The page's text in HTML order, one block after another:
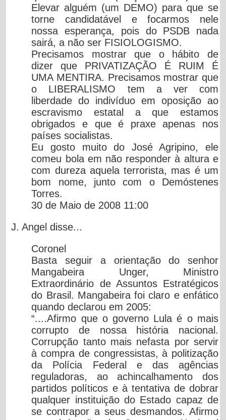
Elevar alguém (um DEMO) para que se
torne candidatável e focarmos nele
nossa esperança, pois do PSDB nada
sairá, a não ser FISIOLOGISMO.
Precisamos mostrar que o hábito de
dizer que PRIVATIZAÇÃO É RUIM É
UMA MENTIRA. Precisamos mostrar que
o LIBERALISMO tem a ver com
liberdade do indivíduo em oposição ao
escravismo estatal a que estamos
obrigados e que é praxe apenas nos
países socialistas.
Eu gosto muito do José Agripino, ele
comeu bola em não responder à altura e
com dureza aquela terrorista, mas é um
bom nome, junto com o Demóstenes
Torres.
30 de Maio de 2008 11:00
J. Angel disse...
Coronel
Basta seguir a orientação do senhor
Mangabeira Unger, Ministro
Extraordinário de Assuntos Estratégicos
do Brasil. Mangabeira foi claro e enfático
quando declarou em 2005:
“....Afirmo que o governo Lula é o mais
corrupto de nossa história nacional.
Corrupção tanto mais nefasta por servir
à compra de congressistas, à politização
da Polícia Federal e das agências
reguladoras, ao achincalhamento dos
partidos políticos e à tentativa de dobrar
qualquer instituição do Estado capaz de
se contrapor a seus desmandos. Afirmo